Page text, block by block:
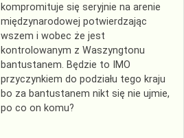
kompromituje się seryjnie na arenie
międzynarodowej potwierdzając
wszem i wobec że jest
kontrolowanym z Waszyngtonu
bantustanem. Będzie to IMO
przyczynkiem do podziału tego kraju
bo za bantustanem nikt się nie ujmie,
po co on komu?